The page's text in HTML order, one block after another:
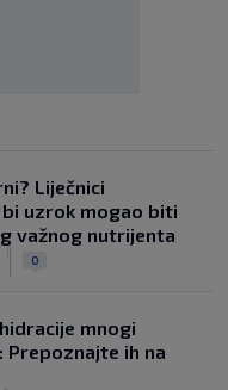
Liječnici
uzrok mogao biti
važnog nutrijenta
0
mnogi
Prepoznajte ih na